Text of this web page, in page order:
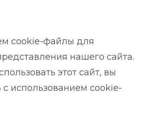
cookie-файлы для
нашего сайта.
этот сайт, вы
с использованием cookie-